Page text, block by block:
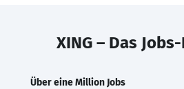
XING – Das
Über eine Million Jobs